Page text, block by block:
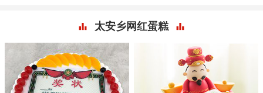
太安乡网红蛋糕